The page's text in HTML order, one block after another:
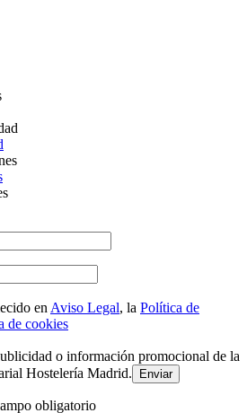
en Aviso Legal, la Política de
de cookies
o información promocional de la
Hostelería Madrid.
obligatorio